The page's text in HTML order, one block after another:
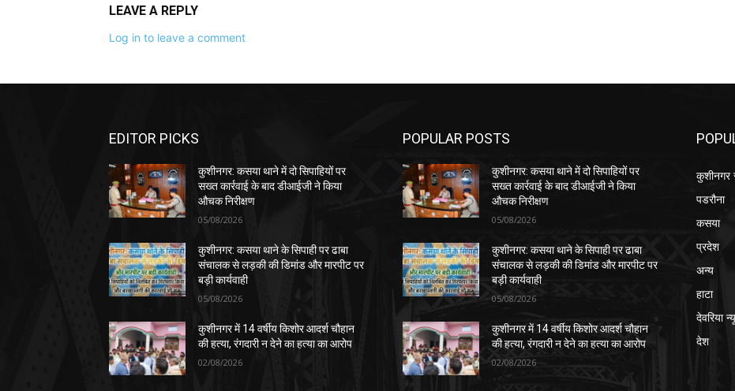
LEAVE A REPLY
Log in to leave a comment
EDITOR PICKS
कुशीनगर: कसया थाने में दो सिपाहियों पर
सख्त कार्रवाई के बाद डीआईजी ने किया
औचक निरीक्षण
05/08/2026
कुशीनगर: कसया थाने के सिपाही पर ढाबा
संचालक से लड़की की डिमांड और मारपीट पर
बड़ी कार्यवाही
05/08/2026
कुशीनगर में 14 वर्षीय किशोर आदर्श चौहान
की हत्या, रंगदारी न देने का हत्या का आरोप
02/08/2026
POPULAR POSTS
कुशीनगर: कसया थाने में दो सिपाहियों पर
सख्त कार्रवाई के बाद डीआईजी ने किया
औचक निरीक्षण
05/08/2026
कुशीनगर: कसया थाने के सिपाही पर ढाबा
संचालक से लड़की की डिमांड और मारपीट पर
बड़ी कार्यवाही
05/08/2026
कुशीनगर में 14 वर्षीय किशोर आदर्श चौहान
की हत्या, रंगदारी न देने का हत्या का आरोप
02/08/2026
कुशीनगर
पडरौना
कसया
प्रदेश
अन्य
हाटा
देवरिया
देश